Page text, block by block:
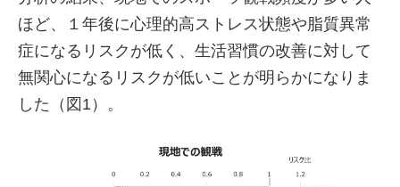
ほど、１年後に心理的高ストレス状態や脂質異常
症になるリスクが低く、生活習慣の改善に対して
無関心になるリスクが低いことが明らかになりま
した（図1）。